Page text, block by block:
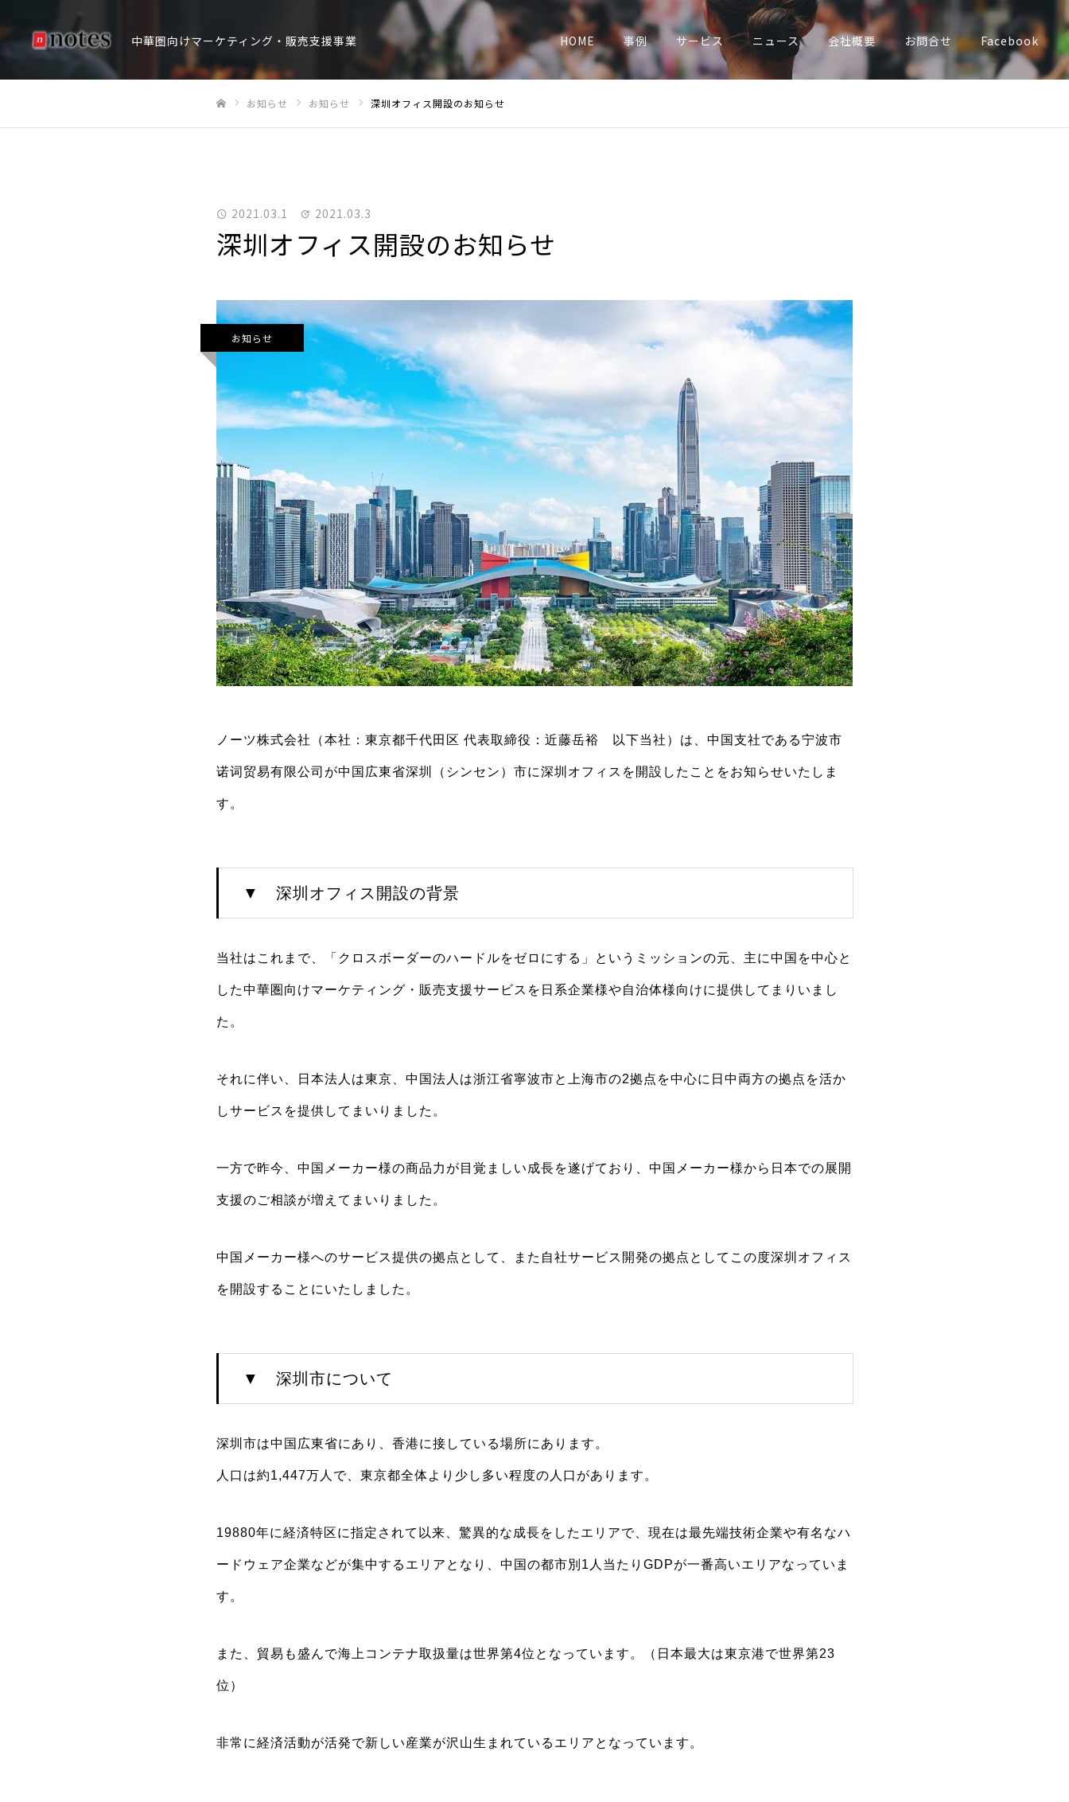
中華圏向けマーケティング・販売支援事業 HOME 事例 サービス ニュース 会社概要 お問合せ Facebook
お知らせ お知らせ 深圳オフィス開設のお知らせ
2021.03.1 2021.03.3
深圳オフィス開設のお知らせ
お知らせ
ノーツ株式会社（本社：東京都千代田区 代表取締役：近藤岳裕 以下当社）は、中国支社である宁波市
诺词贸易有限公司が中国広東省深圳（シンセン）市に深圳オフィスを開設したことをお知らせいたしま
す。
▼ 深圳オフィス開設の背景
当社はこれまで、「クロスボーダーのハードルをゼロにする」というミッションの元、主に中国を中心と
した中華圏向けマーケティング・販売支援サービスを日系企業様や自治体様向けに提供してまりいまし
た。
それに伴い、日本法人は東京、中国法人は浙江省寧波市と上海市の2拠点を中心に日中両方の拠点を活か
しサービスを提供してまいりました。
一方で昨今、中国メーカー様の商品力が目覚ましい成長を遂げており、中国メーカー様から日本での展開
支援のご相談が増えてまいりました。
中国メーカー様へのサービス提供の拠点として、また自社サービス開発の拠点としてこの度深圳オフィス
を開設することにいたしました。
▼ 深圳市について
深圳市は中国広東省にあり、香港に接している場所にあります。
人口は約1,447万人で、東京都全体より少し多い程度の人口があります。
19880年に経済特区に指定されて以来、驚異的な成長をしたエリアで、現在は最先端技術企業や有名なハ
ードウェア企業などが集中するエリアとなり、中国の都市別1人当たりGDPが一番高いエリアなっていま
す。
また、貿易も盛んで海上コンテナ取扱量は世界第4位となっています。（日本最大は東京港で世界第23
位）
非常に経済活動が活発で新しい産業が沢山生まれているエリアとなっています。